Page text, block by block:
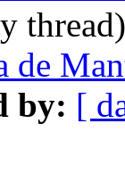
de
by: [